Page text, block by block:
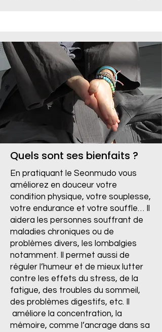
Quels sont ses bienfaits ?
En pratiquant le Seonmudo vous
améliorez en douceur votre
condition physique, votre souplesse,
votre endurance et votre souffle… Il
aidera les personnes souffrant de
maladies chroniques ou de
problèmes divers, les lombalgies
notamment. Il permet aussi de
réguler l’humeur et de mieux lutter
contre les effets du stress, de la
fatigue, des troubles du sommeil,
des problèmes digestifs, etc. Il
améliore la concentration, la
mémoire, comme l’ancrage dans sa